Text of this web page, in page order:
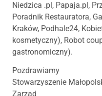
Niedzica .pl, Papaja.pl,
Poradnik Restauratora,
Kraków, Podhale24,
kosmetyczny), Robot
gastronomiczny).
Pozdrawiamy
Stowarzyszenie
Zarząd